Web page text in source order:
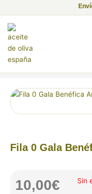
al
contenido
Inicio/Adrián
Fila 0 Gala
10,00€ Sin